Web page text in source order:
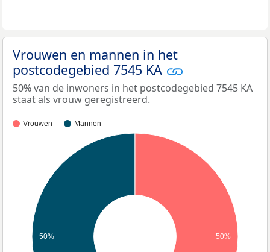
Vrouwen en mannen in het
postcodegebied 7545 KA
50% van de inwoners in het postcodegebied 7545 KA
staat als vrouw geregistreerd.
Vrouwen Mannen
50% 50%